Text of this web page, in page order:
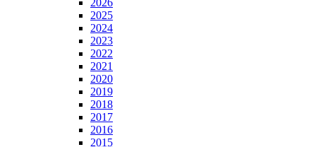
2026
2025
2024
2023
2022
2021
2020
2019
2018
2017
2016
2015